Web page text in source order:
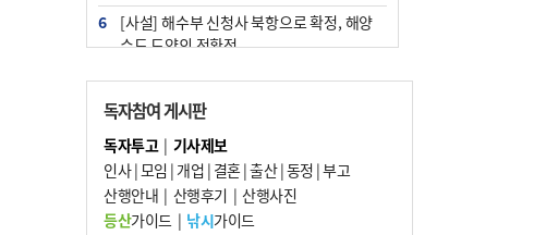
6
[사설] 해수부 신청사 북항으로 확정, 해양
수도 도약의 전환점
7
피란마을 67년 역사인데…전교생 24명 아
미초 통폐합 기로
8
부울경 주말부터 비소식…‘극한 폭염’ 한풀
꺾일 듯
9
외국인 선원 ‘인신매매 경유지’ 된 부산…
우려가 현실로
독자참여 게시판
독자투고| 기사제보
인사|모임 | 개업 | 결혼|출산|동정 |부고
산행안내 | 산행후기 | 산행사진
등산가이드| 낚시가이드